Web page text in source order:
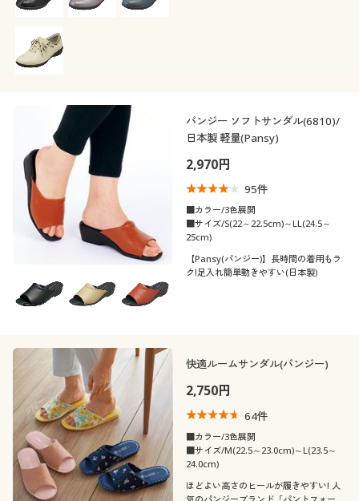
パンジー ソフトサンダル(6810)/
日本製 軽量(Pansy)
2,970円
95件
■カラー/3色展開
■サイズ/S(22～22.5cm)～LL(24.5～
25cm)
【Pansy(パンジー)】長時間の着用もラ
ク!足入れ簡単動きやすい(日本製)
快適ルームサンダル(パンジー)
2,750円
64件
■カラー/3色展開
■サイズ/M(22.5～23.0cm)～L(23.5～
24.0cm)
ほどよい高さのヒールが履きやすい! 人